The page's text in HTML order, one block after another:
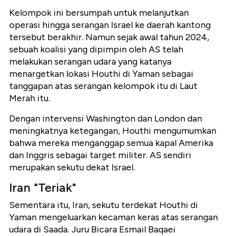
Kelompok ini bersumpah untuk melanjutkan
operasi hingga serangan Israel ke daerah kantong
tersebut berakhir. Namun sejak awal tahun 2024,
sebuah koalisi yang dipimpin oleh AS telah
melakukan serangan udara yang katanya
menargetkan lokasi Houthi di Yaman sebagai
tanggapan atas serangan kelompok itu di Laut
Merah itu.
Dengan intervensi Washington dan London dan
meningkatnya ketegangan, Houthi mengumumkan
bahwa mereka menganggap semua kapal Amerika
dan Inggris sebagai target militer. AS sendiri
merupakan sekutu dekat Israel.
Iran "Teriak"
Sementara itu, Iran, sekutu terdekat Houthi di
Yaman mengeluarkan kecaman keras atas serangan
udara di Saada. Juru Bicara Esmail Baqaei